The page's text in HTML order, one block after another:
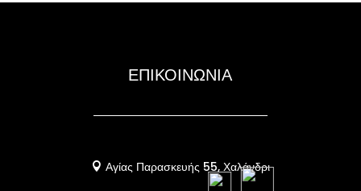
ΕΠΙΚΟΙΝΩΝΙΑ
 Αγίας Παρασκευής 55, Χαλάνδρι